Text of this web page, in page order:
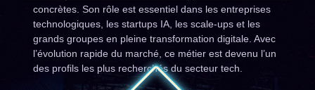
concrètes. Son rôle est essentiel dans les entreprises
technologiques, les startups IA, les scale-ups et les
grands groupes en pleine transformation digitale. Avec
l’évolution rapide du marché, ce métier est devenu l’un
des profils les plus recherchés du secteur tech.